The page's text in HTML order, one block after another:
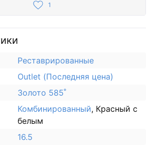
1
Реставрированные
Outlet (Последняя цена)
Золото 585˚
Комбинированный, Красный с
белым
16.5